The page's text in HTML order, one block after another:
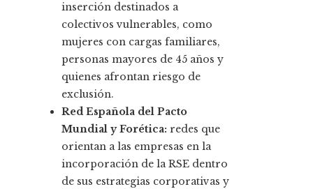
inserción destinados a
colectivos vulnerables, como
mujeres con cargas familiares,
personas mayores de 45 años y
quienes afrontan riesgo de
exclusión.
Red Española del Pacto
Mundial y Forética: redes que
orientan a las empresas en la
incorporación de la RSE dentro
de sus estrategias corporativas y